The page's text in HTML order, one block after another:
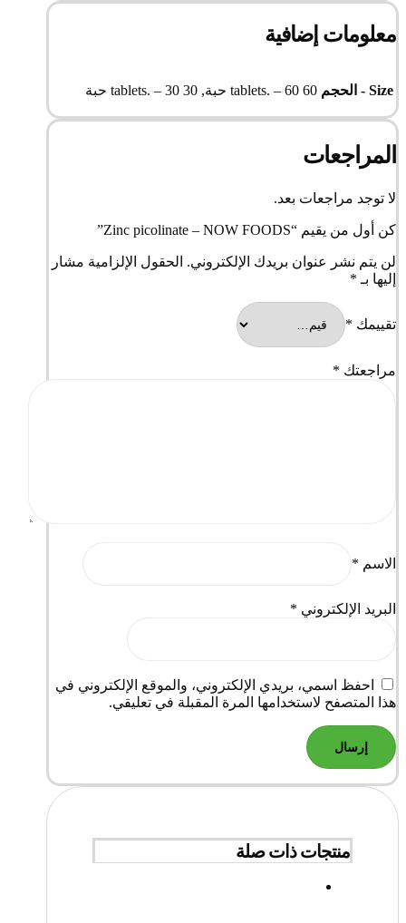
معلومات إضافية
Size - الحجم 60 tablets. – 60 حبة, 30 tablets. – 30 حبة
المراجعات
لا توجد مراجعات بعد.
كن أول من يقيم “Zinc picolinate – NOW FOODS”
لن يتم نشر عنوان بريدك الإلكتروني. الحقول الإلزامية مشار
إليها بـ *
تقييمك *
مراجعتك *
الاسم *
البريد الإلكتروني *
احفظ اسمي، بريدي الإلكتروني، والموقع الإلكتروني في
هذا المتصفح لاستخدامها المرة المقبلة في تعليقي.
منتجات ذات صلة